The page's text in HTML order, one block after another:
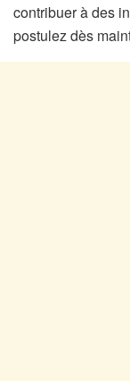
contribuer à des
postulez dès